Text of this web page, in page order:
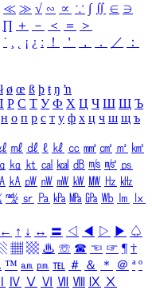
≪ ≫ √ ∽ ∝ ∵ ∫ ∬ ∈ ∋
∏ ＋ － ＜ ＝
＞
˙ ¸ ¡ ¿ ː ！ ＇ ， ． ／
：
ł ø œ ß þ ŧ ŋ ŉ
Р С Т У Ф Х Ц Ч Ш Щ Ъ
н о п р с т у ф х ц ч ш щ ъ
㎖ ㎗ ℓ ㎘ ㏄ ㎣ ㎤ ㎥ ㎦
㎏ ㏏ ㎈ ㎉ ㏈ ㎧ ㎨ ㎰
㎄ ㎺ ㎻ ㎽ ㎾ ㎿ ㎐ ㎑
㎯ ㏛ ㎩ ㎪ ㎫ ㎬ ㏝ ㏐
㏓
← ↑ ↓ ↔ 〓 ◁ ◀ ▷ ▶ ♤
▦ ▩ ♨ ☏ ☎ ☜ ☞ ¶ †
™ ㏂ ㏘ ℡ ＃ ＆ ＊ ＠ ª º
Ⅳ Ⅴ Ⅵ Ⅶ Ⅷ Ⅸ Ⅹ